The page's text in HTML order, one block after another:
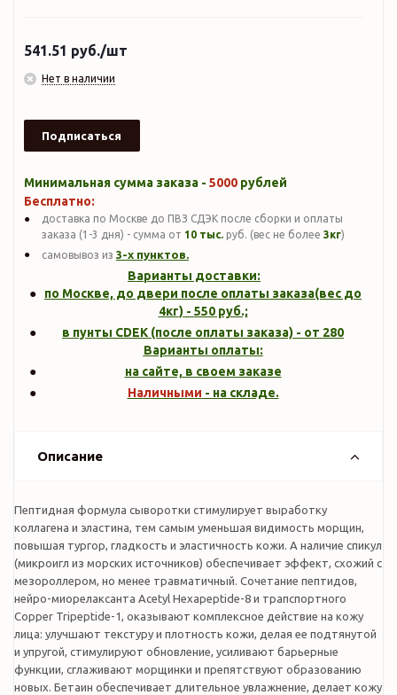
541.51 руб./шт
Нет в наличии
Подписаться
Минимальная сумма заказа - 5000 рублей
Бесплатно:
доставка по Москве до ПВЗ СДЭК после сборки и оплаты
заказа (1-3 дня) - сумма от 10 тыс. руб. (вес не более 3кг)
самовывоз из 3-х пунктов.
Варианты доставки:
по Москве, до двери после оплаты заказа(вес до
4кг) - 550руб.;
в пунты CDEK (после оплаты заказа) - от 280
Варианты оплаты:
на сайте, в своем заказе
Наличными - на складе.
Описание
Пептидная формула сыворотки стимулирует выработку
коллагена и эластина, тем самым уменьшая видимость морщин,
повышая тургор, гладкость и эластичность кожи. А наличие спикул
(микроигл из морских источников) обеспечивает эффект, схожий с
мезороллером, но менее травматичный. Сочетание пептидов,
нейро-миорелаксанта Acetyl Hexapeptide-8 и трапспортного
Copper Tripeptide-1, оказывают комплексное действие на кожу
лица: улучшают текстуру и плотность кожи, делая ее подтянутой
и упругой, стимулируют обновление, усиливают барьерные
функции, сглаживают морщинки и препятствуют образованию
новых. Бетаин обеспечивает длительное увлажнение, делает кожу